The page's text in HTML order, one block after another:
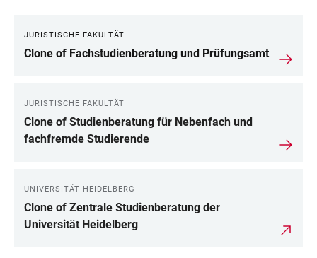
JURISTISCHE FAKULTÄT
Clone of Fachstudienberatung und Prüfungsamt
JURISTISCHE FAKULTÄT
Clone of Studienberatung für Nebenfach und
fachfremde Studierende
UNIVERSITÄT HEIDELBERG
Clone of Zentrale Studienberatung der
Universität Heidelberg